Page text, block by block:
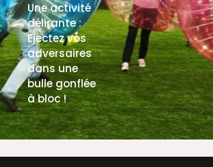
Une activité
délirante :
Ejectez vos
adversaires
dans une
bulle gonflée
à bloc !
EN SAVOIR PLUS